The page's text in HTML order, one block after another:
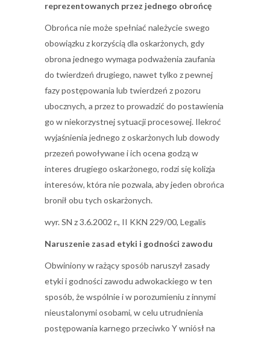
reprezentowanych przez jednego obrońcę
Obrońca nie może spełniać należycie swego
obowiązku z korzyścią dla oskarżonych, gdy
obrona jednego wymaga podważenia zaufania
do twierdzeń drugiego, nawet tylko z pewnej
fazy postępowania lub twierdzeń z pozoru
ubocznych, a przez to prowadzić do postawienia
go w niekorzystnej sytuacji procesowej. Ilekroć
wyjaśnienia jednego z oskarżonych lub dowody
przezeń powoływane i ich ocena godzą w
interes drugiego oskarżonego, rodzi się kolizja
interesów, która nie pozwala, aby jeden obrońca
bronił obu tych oskarżonych.
wyr. SN z 3.6.2002 r., II KKN 229/00, Legalis
Naruszenie zasad etyki i godności zawodu
Obwiniony w rażący sposób naruszył zasady
etyki i godności zawodu adwokackiego w ten
sposób, że wspólnie i w porozumieniu z innymi
nieustalonymi osobami, w celu utrudnienia
postępowania karnego przeciwko Y wniósł na